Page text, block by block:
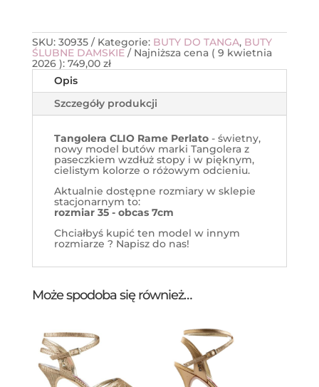
SKU: 30935 Kategorie: BUTY DO TANGA, BUTY
ŚLUBNE DAMSKIE
Najniższa cena ( 9 kwietnia
2026): 749,00 zł
Opis
Szczegóły produkcji
Tangolera CLIO Rame Perlato- świetny,
nowy model butów marki Tangolera z
paseczkiem wzdłuż stopy i w pięknym,
cielistym kolorze o różowym odcieniu.
Aktualnie dostępne rozmiary w sklepie
stacjonarnym to:
rozmiar 35 - obcas 7cm
Chciałbyś kupić ten model w innym
rozmiarze ? Napisz do nas!
Może spodoba się również…